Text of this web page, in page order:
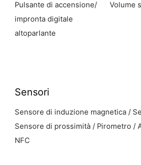
Pulsante di accensione/
impronta digitale
altoparlante
Volume
Sensori
Sensore di induzione magnetica /
Sensore di prossimità / Pirometro /
NFC